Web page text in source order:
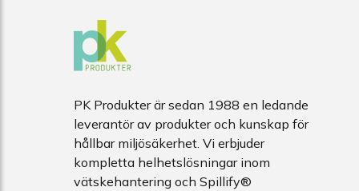
PK Produkter är sedan 1988 en ledande
leverantör av produkter och kunskap för
hållbar miljösäkerhet. Vi erbjuder
kompletta helhetslösningar inom
vätskehantering och Spillify®